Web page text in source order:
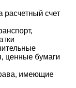
расчетный счет
ценные бумаги
имеющие